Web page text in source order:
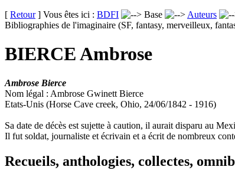
[ Retour] Vous êtes ici : BDFI Base Auteurs
Bibliographies de l'imaginaire (SF, fantasy, merveilleux,
BIERCE Ambrose
Ambrose Bierce
Nom légal : Ambrose Gwinett Bierce
Etats-Unis (Horse Cave creek, Ohio, 24/06/1842 - 1916)
Sa date de décès est sujette à caution, il aurait disparu au
Il fut soldat, journaliste et écrivain et a écrit de nombreux
Recueils, anthologies, collectes,